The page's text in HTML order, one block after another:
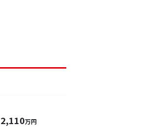
2,110万円